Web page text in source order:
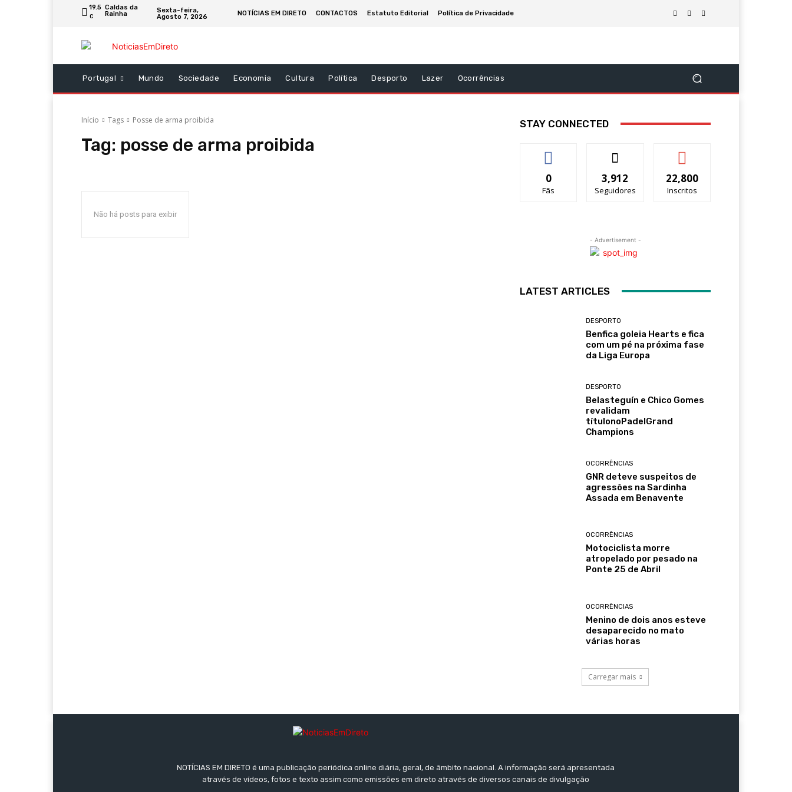
19.5
C
Caldas da
Rainha
Sexta-feira,
Agosto 7, 2026
NOTÍCIAS EM DIRETO CONTACTOS Estatuto Editorial Política de Privacidade
Portugal Mundo Sociedade Economia Cultura Política Desporto Lazer Ocorrências
Início Tags Posse de arma proibida
Tag: posse de arma proibida
Não há posts para exibir
STAY CONNECTED
0
Fãs
3,912
Seguidores
22,800
Inscritos
- Advertisement -
LATEST ARTICLES
DESPORTO
Benfica goleia Hearts e fica
com um pé na próxima fase
da Liga Europa
DESPORTO
Belasteguín e Chico Gomes
revalidam
títulonoPadelGrand
Champions
OCORRÊNCIAS
GNR deteve suspeitos de
agressões na Sardinha
Assada em Benavente
OCORRÊNCIAS
Motociclista morre
atropelado por pesado na
Ponte 25 de Abril
OCORRÊNCIAS
Menino de dois anos esteve
desaparecido no mato
várias horas
Carregar mais
NOTÍCIAS EM DIRETO é uma publicação periódica online diária, geral, de âmbito nacional. A informação será apresentada
através de vídeos, fotos e texto assim como emissões em direto através de diversos canais de divulgação